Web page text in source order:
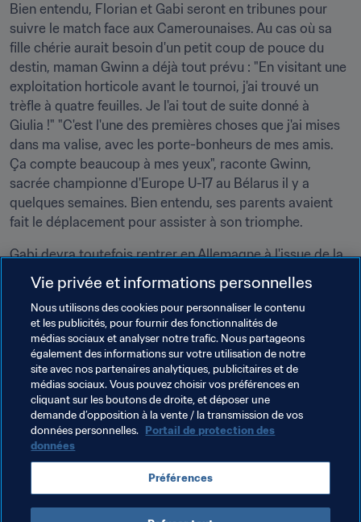
Bien entendu, Florian et Gabi seront en tribunes pour
suivre le match face aux Camerounaises. Au cas où sa
fille chérie aurait besoin d'un petit coup de pouce du
destin, maman Gwinn a déjà tout prévu : "En visitant une
exploitation horticole avant le tournoi, j'ai trouvé un
trèfle à quatre feuilles. Je l'ai tout de suite donné à
Giulia !" "C'est l'une des premières choses que j'ai mises
dans ma valise, avec les porte-bonheurs de mes amis.
Ça compte beaucoup à mes yeux", raconte Gwinn,
sacrée championne d'Europe U-17 au Bélarus il y a
quelques semaines. Bien entendu, ses parents avaient
fait le déplacement pour assister à son triomphe.
Gabi devra toutefois rentrer en Allemagne à l'issue de la
phase de groupes. La durée du séjour de Fabian
dépendra des performances de Giulia et de ses
coéquipières. Prudent, le papa a acheté un billet d'avion
ouvert. Il a promis de rester en Jordanie tant que
l'Allemagne serait en course. Peut-être jusqu'au
21 octobre, le jour de la finale…
Thèmes en lien
Compétitions FIFA Concacaf Canada
Germany UEFA
Vie privée et informations personnelles
Nous utilisons des cookies pour personnaliser le contenu
et les publicités, pour fournir des fonctionnalités de
médias sociaux et analyser notre trafic. Nous partageons
également des informations sur votre utilisation de notre
site avec nos partenaires analytiques, publicitaires et de
médias sociaux. Vous pouvez choisir vos préférences en
cliquant sur les boutons de droite, et déposer une
demande d’opposition à la vente / la transmission de vos
données personnelles. Portail de protection des
données
Préférences